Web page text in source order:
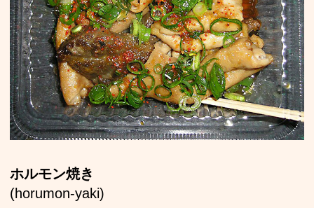
お取り寄せ
店舗案内
お問い合わせ
ホルモン焼き
(horumon-yaki)